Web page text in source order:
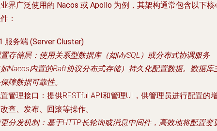
界广泛使用的 Nacos 或 Apollo 为例，其架构通常包含以下核
：
服务端 (Server Cluster)
存储层：使用关系型数据库（如MySQL）或分布式协调服务
Nacos内置的Raft协议分布式存储）持久化配置数据。数据库
障数据可靠性。
管理接口 ：提供RESTful API和管理UI，供管理员进行配置的
查、发布、回滚等操作。
分发机制：基于HTTP长轮询或消息中间件，高效地将配置变